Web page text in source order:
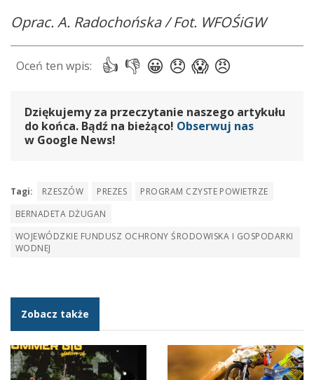
Oprac. A. Radochońska / Fot. WFOŚiGW
Dziękujemy za przeczytanie naszego artykułu
do końca. Bądź na bieżąco! Obserwuj nas
w Google News!
Tagi: RZESZÓW PREZES
PROGRAM CZYSTE POWIETRZE
BERNADETA DŻUGAN
WOJEWÓDZKIE FUNDUSZ OCHRONY ŚRODOWISKA I GOSPODARKI
WODNEJ
Zobacz także